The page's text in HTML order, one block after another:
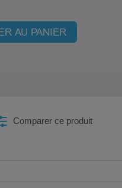
AU PANIER
Comparer ce produit